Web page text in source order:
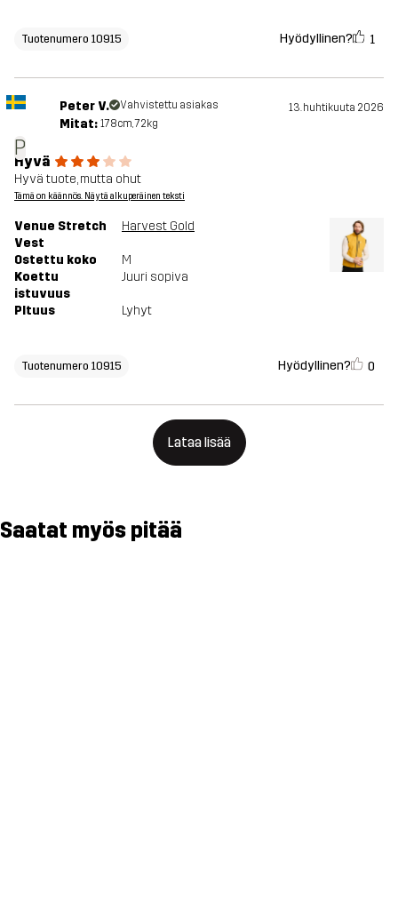
Tuotenumero 10915 Hyödyllinen? 1
P
Peter V. Vahvistettu asiakas 13. huhtikuuta 2026
Mitat: 178cm, 72kg
Hyvä
Hyvä tuote, mutta ohut
Tämä on käännös. Näytä alkuperäinen teksti
Venue Stretch
Vest
Harvest Gold
Ostettu koko
M
Koettu
istuvuus
Juuri sopiva
PItuus Lyhyt
Tuotenumero 10915 Hyödyllinen? 0
Lataa lisää
Saatat myös pitää